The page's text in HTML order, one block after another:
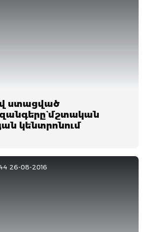
ստացված
մշտական
կենտրոնում
26-08-2016